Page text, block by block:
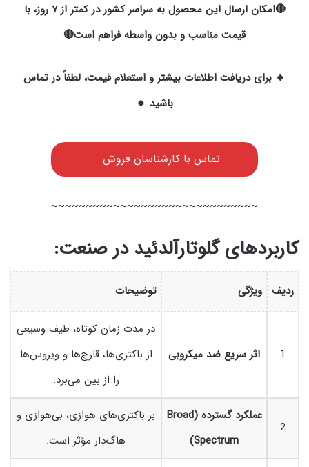
🔴امکان ارسال این محصول به سراسر کشور در کمتر از ۷ روز، با
قیمت مناسب و بدون واسطه فراهم است🔴
🔸 برای دریافت اطلاعات بیشتر و استعلام قیمت، لطفاً در تماس
باشید 🔸
تماس با کارشناسان فروش
~~~~~~~~~~~~~~~~~~~~~~~~~~~~~~
کاربردهای گلوتارآلدئید در صنعت:
ردیف ویژگی توضیحات
1 اثر سریع ضد میکروبی
در مدت زمان کوتاه، طیف وسیعی
از باکتری‌ها، قارچ‌ها و ویروس‌ها
را از بین می‌برد.
2
عملکرد گسترده (Broad
Spectrum)
بر باکتری‌های هوازی، بی‌هوازی و
هاگ‌دار مؤثر است.